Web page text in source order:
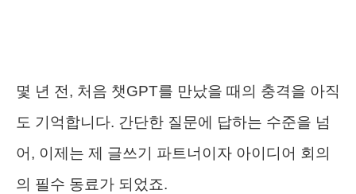
몇 년 전, 처음 챗GPT를 만났을 때의 충격을 아직
도 기억합니다. 간단한 질문에 답하는 수준을 넘
어, 이제는 제 글쓰기 파트너이자 아이디어 회의
의 필수 동료가 되었죠.